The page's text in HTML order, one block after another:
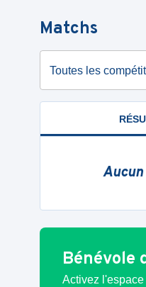
Matchs
Toutes les
Bénévole
Activez